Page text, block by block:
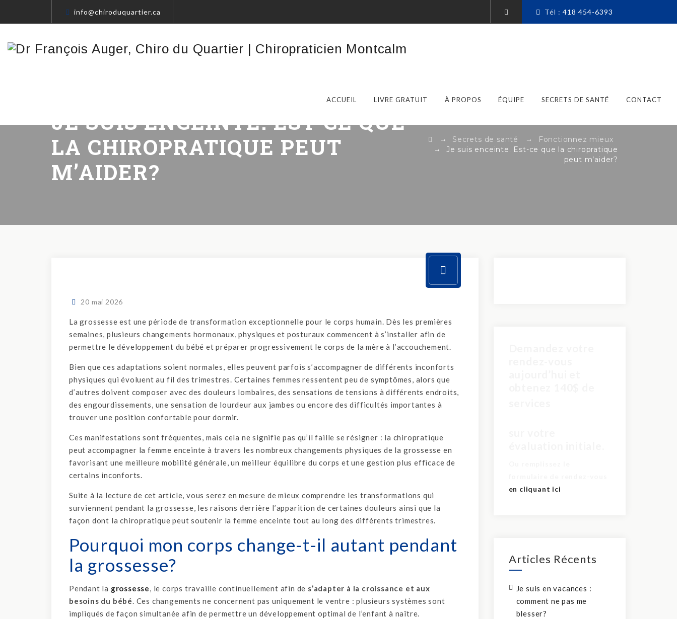
info@chiroduquartier.ca Tél : 418 454-6393
ACCUEIL LIVRE GRATUIT À PROPOS ÉQUIPE SECRETS DE SANTÉ CONTACT
JE SUIS ENCEINTE. EST-CE QUE
LA CHIROPRATIQUE PEUT
M’AIDER?
→ Secrets de santé →
Fonctionnez mieux
→ Je suis enceinte. Est-ce que la chiropratique
peut m’aider?
20 mai 2026
La grossesse est une période de transformation exceptionnelle pour le corps humain. Dès les premières
semaines, plusieurs changements hormonaux, physiques et posturaux commencent à s’installer afin de
permettre le développement du bébé et préparer progressivement le corps de la mère à l’accouchement.
Bien que ces adaptations soient normales, elles peuvent parfois s’accompagner de différents inconforts
physiques qui évoluent au fil des trimestres. Certaines femmes ressentent peu de symptômes, alors que
d’autres doivent composer avec des douleurs lombaires, des sensations de tensions à différents endroits,
des engourdissements, une sensation de lourdeur aux jambes ou encore des difficultés importantes à
trouver une position confortable pour dormir.
Ces manifestations sont fréquentes, mais cela ne signifie pas qu’il faille se résigner : la chiropratique
peut accompagner la femme enceinte à travers les nombreux changements physiques de la grossesse en
favorisant une meilleure mobilité générale, un meilleur équilibre du corps et une gestion plus efficace de
certains inconforts.
Suite à la lecture de cet article, vous serez en mesure de mieux comprendre les transformations qui
surviennent pendant la grossesse, les raisons derrière l’apparition de certaines douleurs ainsi que la
façon dont la chiropratique peut soutenir la femme enceinte tout au long des différents trimestres.
Pourquoi mon corps change-t-il autant pendant
la grossesse?
Pendant la grossesse, le corps travaille continuellement afin de s’adapter à la croissance et aux
besoins du bébé. Ces changements ne concernent pas uniquement le ventre : plusieurs systèmes sont
impliqués de façon simultanée afin de permettre un développement optimal de l’enfant à naître.
en cliquant ici
Articles Récents
Je suis en vacances :
comment ne pas me
blesser?